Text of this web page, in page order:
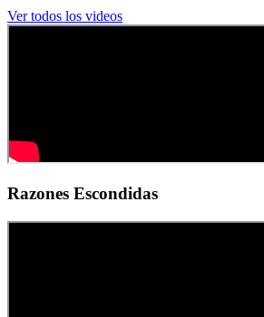
Ver todos los videos
Razones Escondidas